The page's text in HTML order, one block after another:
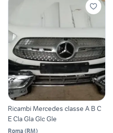
Ricambi Mercedes classe A B C
E Cla Gla Glc Gle
Roma (RM)